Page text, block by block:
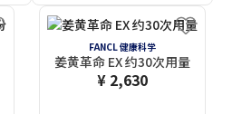
FANCL 健康科学
姜黄革命 EX 约30次用量
¥ 2,630